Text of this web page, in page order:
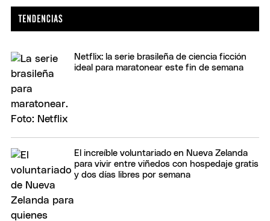
Netflix: la serie brasileña de ciencia ficción
ideal para maratonear este fin de semana
El increíble voluntariado en Nueva Zelanda
para vivir entre viñedos con hospedaje gratis
y dos días libres por semana